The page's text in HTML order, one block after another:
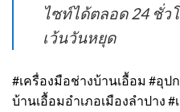
ไซท์ได้ตลอด 24 ชั่ว
เว้นวันหยุด
#เครื่องมือช่างบ้านเอื้อม #อุ
บ้านเอื้อมอำเภอเมืองลำปาง